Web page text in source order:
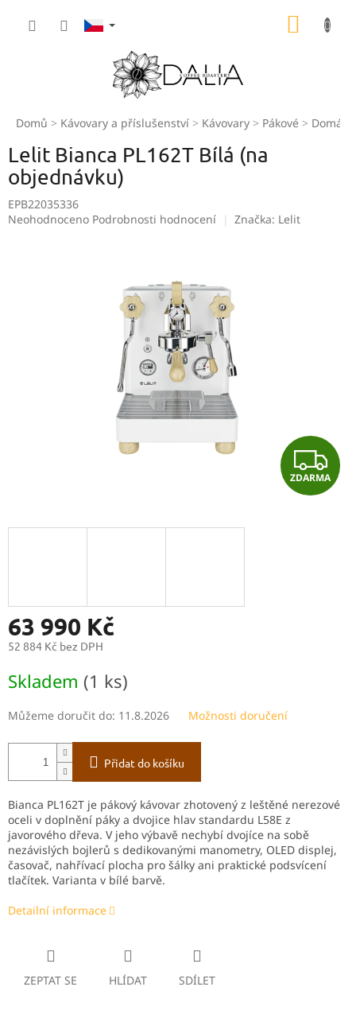
Domů Kávovary a příslušenství Kávovary Pákové Domácí
Lelit Bianca PL162T Bílá (na
objednávku)
EPB22035336
Průměrné
Neohodnoceno Podrobnosti hodnocení Značka: Lelit
Z
D
ZDARMA
63 990 Kč
52 884 Kč bez DPH
cena:
Skladem (1 ks)
Můžeme doručit do: 11.8.2026 Možnosti doručení
Přidat do košíku
Bianca PL162T je pákový kávovar zhotovený z leštěné nerezové
oceli v doplnění páky a dvojice hlav standardu L58E z
javorového dřeva. V jeho výbavě nechybí dvojíce na sobě
nezávislých bojlerů s dedikovanými manometry, OLED displej,
časovač, nahřívací plocha pro šálky ani praktické podsvícení
tlačítek. Varianta v bílé barvě.
Detailní informace
ZEPTAT SE HLÍDAT SDÍLET